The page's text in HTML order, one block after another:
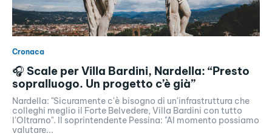
Cronaca
🎧 Scale per Villa Bardini, Nardella: “Presto
sopralluogo. Un progetto c’è già”
Nardella: "Sicuramente c'è bisogno di un'infrastruttura che
colleghi meglio il Forte Belvedere, Villa Bardini con tutto
l'Oltrarno". Il soprintendente Pessina: "Al momento possiamo
valutare...